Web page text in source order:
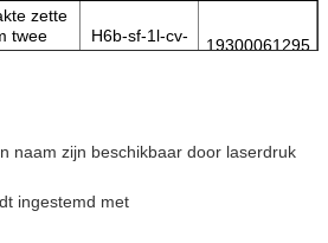
zette
twee
plastic
H6b-sf-1l-cv-
2M20
19300061295
zette
plastic
2M25
naam zijn beschikbaar door laserdruk
ingestemd met